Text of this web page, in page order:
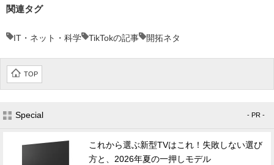
関連タグ
IT・ネット・科学 TikTokの記事 開拓ネタ
TOP
Special - PR -
これから選ぶ新型TVはこれ！失敗しない選び
方と、2026年夏の一押しモデル